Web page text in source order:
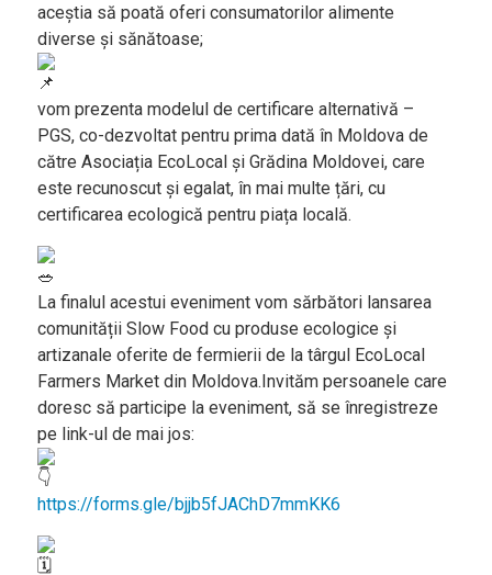
aceștia să poată oferi consumatorilor alimente
diverse și sănătoase;
vom prezenta modelul de certificare alternativă –
PGS, co-dezvoltat pentru prima dată în Moldova de
către Asociația EcoLocal și Grădina Moldovei, care
este recunoscut şi egalat, în mai multe țări, cu
certificarea ecologică pentru piața locală.
La finalul acestui eveniment vom sărbători lansarea
comunității Slow Food cu produse ecologice și
artizanale oferite de fermierii de la târgul EcoLocal
Farmers Market din Moldova.Invităm persoanele care
doresc să participe la eveniment, să se înregistreze
pe link-ul de mai jos:
https://forms.gle/bjjb5fJAChD7mmKK6